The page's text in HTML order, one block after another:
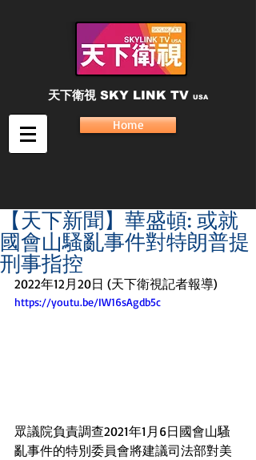
天下衛視 SKY LINK TV USA
Home
【天下新聞】華盛頓: 或就
國會山騷亂事件對特朗普提
刑事指控
2022年12月20日 (天下衛視記者報導)
https://youtu.be/IW16sAgdb5c
眾議院負責調查2021年1月6日國會山騷
亂事件的特別委員會將建議司法部對美